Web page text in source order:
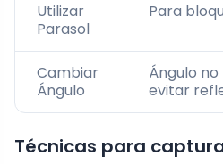
Utilizar
Parasol
Para
Cambiar
Ángulo
Ángulo
evitar
Técnicas para